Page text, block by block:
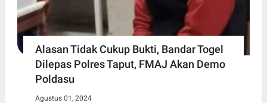
Alasan Tidak Cukup Bukti, Bandar Togel
Dilepas Polres Taput, FMAJ Akan Demo
Poldasu
Agustus 01, 2024